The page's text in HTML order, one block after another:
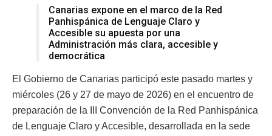
Canarias expone en el marco de la Red
Panhispánica de Lenguaje Claro y
Accesible su apuesta por una
Administración más clara, accesible y
democrática
El Gobierno de Canarias participó este pasado martes y
miércoles (26 y 27 de mayo de 2026) en el encuentro de
preparación de la III Convención de la Red Panhispánica
de Lenguaje Claro y Accesible, desarrollada en la sede